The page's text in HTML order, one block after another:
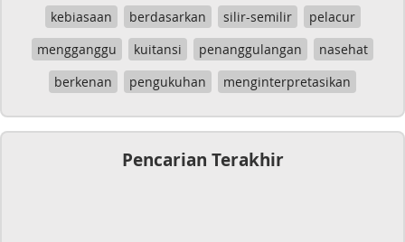
kebiasaan
berdasarkan silir-semilir
pelacur
mengganggu
kuitansi penanggulangan
nasehat
berkenan
pengukuhan menginterpretasikan
Pencarian Terakhir